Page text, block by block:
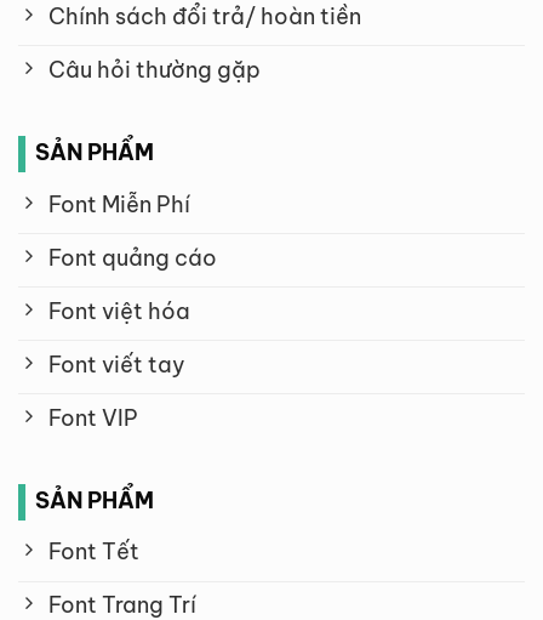
Chính sách đổi trả/ hoàn tiền
Câu hỏi thường gặp
SẢN PHẨM
Font Miễn Phí
Font quảng cáo
Font việt hóa
Font viết tay
Font VIP
SẢN PHẨM
Font Tết
Font Trang Trí